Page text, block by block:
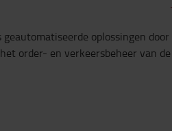
oplossingen
order- en verkeersbeheer van de